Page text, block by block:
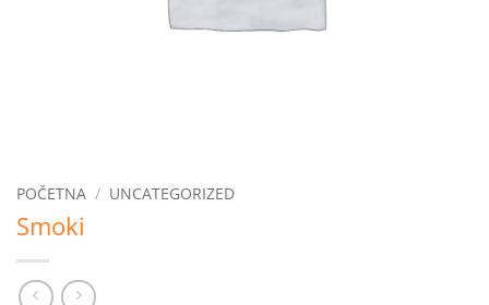
POČETNA / UNCATEGORIZED
Smoki